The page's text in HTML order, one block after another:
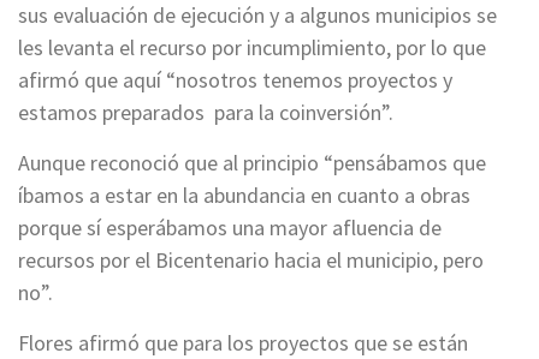
sus evaluación de ejecución y a algunos municipios se
les levanta el recurso por incumplimiento, por lo que
afirmó que aquí “nosotros tenemos proyectos y
estamos preparados para la coinversión”.
Aunque reconoció que al principio “pensábamos que
íbamos a estar en la abundancia en cuanto a obras
porque sí esperábamos una mayor afluencia de
recursos por el Bicentenario hacia el municipio, pero
no”.
Flores afirmó que para los proyectos que se están